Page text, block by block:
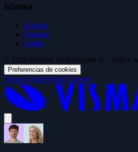
Idioma
English
Español
Català
© 2026 Holded Technologies SL. Todos
Preferencias de cookies
Visma GroupVisma Careers